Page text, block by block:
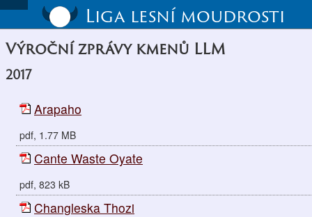
Liga lesní moudrosti
Výroční zprávy kmenů LLM
2017
Arapaho
pdf, 1.77 MB
Cante Waste Oyate
pdf, 823 kB
Changleska Thozi